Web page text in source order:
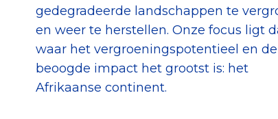
Betrouwbare
CBF-publicaties
State of the
Het
gedegradeerde landschappen te
en weer te herstellen. Onze focus ligt
waar het vergroeningspotentieel en de
beoogde impact het grootst is: het
Afrikaanse continent.